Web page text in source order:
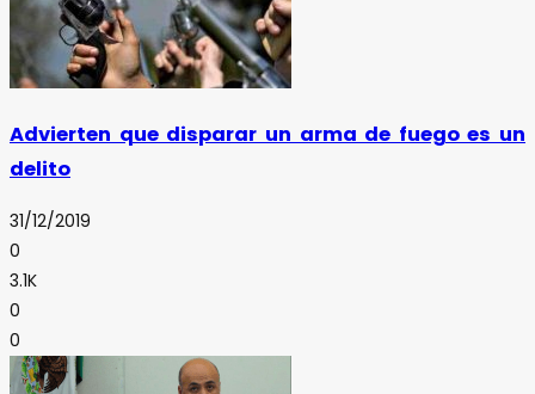
Advierten que disparar un arma de fuego es un
delito
31/12/2019
0
3.1K
0
0